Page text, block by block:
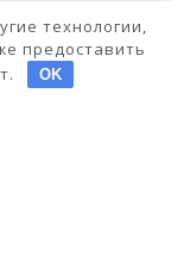
технологии,
предоставить
OK